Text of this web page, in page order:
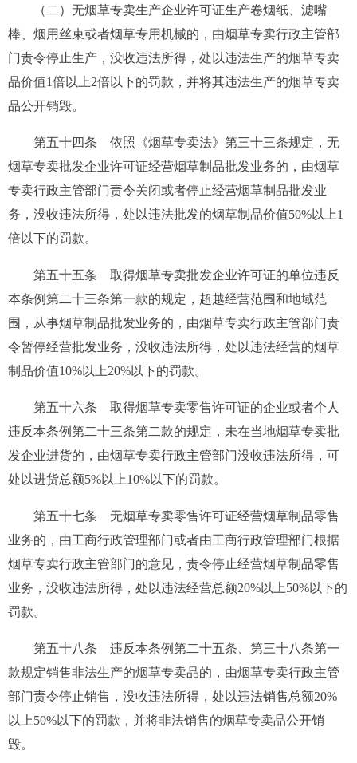
（二）无烟草专卖生产企业许可证生产卷烟纸、滤嘴
棒、烟用丝束或者烟草专用机械的，由烟草专卖行政主管部
门责令停止生产，没收违法所得，处以违法生产的烟草专卖
品价值1倍以上2倍以下的罚款，并将其违法生产的烟草专卖
品公开销毁。
第五十四条 依照《烟草专卖法》第三十三条规定，无
烟草专卖批发企业许可证经营烟草制品批发业务的，由烟草
专卖行政主管部门责令关闭或者停止经营烟草制品批发业
务，没收违法所得，处以违法批发的烟草制品价值50%以上1
倍以下的罚款。
第五十五条 取得烟草专卖批发企业许可证的单位违反
本条例第二十三条第一款的规定，超越经营范围和地域范
围，从事烟草制品批发业务的，由烟草专卖行政主管部门责
令暂停经营批发业务，没收违法所得，处以违法经营的烟草
制品价值10%以上20%以下的罚款。
第五十六条 取得烟草专卖零售许可证的企业或者个人
违反本条例第二十三条第二款的规定，未在当地烟草专卖批
发企业进货的，由烟草专卖行政主管部门没收违法所得，可
处以进货总额5%以上10%以下的罚款。
第五十七条 无烟草专卖零售许可证经营烟草制品零售
业务的，由工商行政管理部门或者由工商行政管理部门根据
烟草专卖行政主管部门的意见，责令停止经营烟草制品零售
业务，没收违法所得，处以违法经营总额20%以上50%以下的
罚款。
第五十八条 违反本条例第二十五条、第三十八条第一
款规定销售非法生产的烟草专卖品的，由烟草专卖行政主管
部门责令停止销售，没收违法所得，处以违法销售总额20%
以上50%以下的罚款，并将非法销售的烟草专卖品公开销
毁。